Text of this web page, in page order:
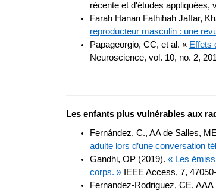
récente et d'études appliquées,
Farah Hanan Fathihah Jaffar,
reproducteur masculin : une
Papageorgio, CC, et al. « Effets
Neuroscience, vol. 10, no. 2,
Les enfants plus vulnérables aux
Fernández, C., AA de Salles,
adulte lors d’une conversation
Gandhi, OP (2019). « Les
corps. » IEEE Access, 7,
Fernandez-Rodriguez, CE,